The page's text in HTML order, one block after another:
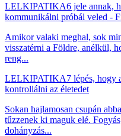
LELKIPATIKA6 jele annak,
kommunikálni próbál veled -
Amikor valaki meghal, sok
visszatérni a Földre, anélkül,
reng...
LELKIPATIKA7 lépés, hogy
kontrollálni az életedet
Sokan hajlamosan csupán
tűzzenek ki maguk elé.
dohányzás...